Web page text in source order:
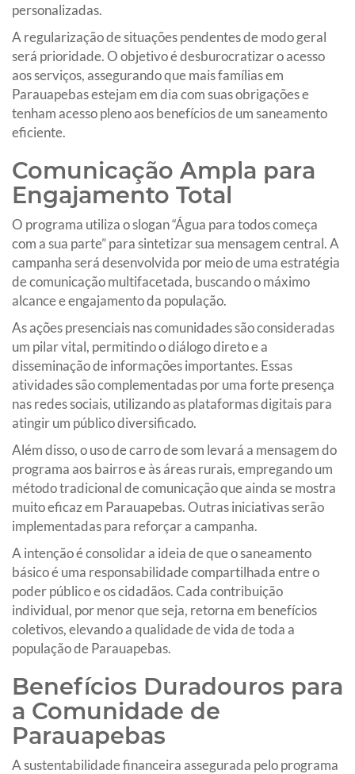
personalizadas.
A regularização de situações pendentes de modo geral
será prioridade. O objetivo é desburocratizar o acesso
aos serviços, assegurando que mais famílias em
Parauapebas estejam em dia com suas obrigações e
tenham acesso pleno aos benefícios de um saneamento
eficiente.
Comunicação Ampla para
Engajamento Total
O programa utiliza o slogan “Água para todos começa
com a sua parte” para sintetizar sua mensagem central. A
campanha será desenvolvida por meio de uma estratégia
de comunicação multifacetada, buscando o máximo
alcance e engajamento da população.
As ações presenciais nas comunidades são consideradas
um pilar vital, permitindo o diálogo direto e a
disseminação de informações importantes. Essas
atividades são complementadas por uma forte presença
nas redes sociais, utilizando as plataformas digitais para
atingir um público diversificado.
Além disso, o uso de carro de som levará a mensagem do
programa aos bairros e às áreas rurais, empregando um
método tradicional de comunicação que ainda se mostra
muito eficaz em Parauapebas. Outras iniciativas serão
implementadas para reforçar a campanha.
A intenção é consolidar a ideia de que o saneamento
básico é uma responsabilidade compartilhada entre o
poder público e os cidadãos. Cada contribuição
individual, por menor que seja, retorna em benefícios
coletivos, elevando a qualidade de vida de toda a
população de Parauapebas.
Benefícios Duradouros para
a Comunidade de
Parauapebas
A sustentabilidade financeira assegurada pelo programa